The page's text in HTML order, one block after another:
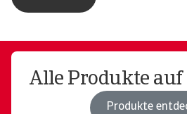
Alle Produkte
Produkte